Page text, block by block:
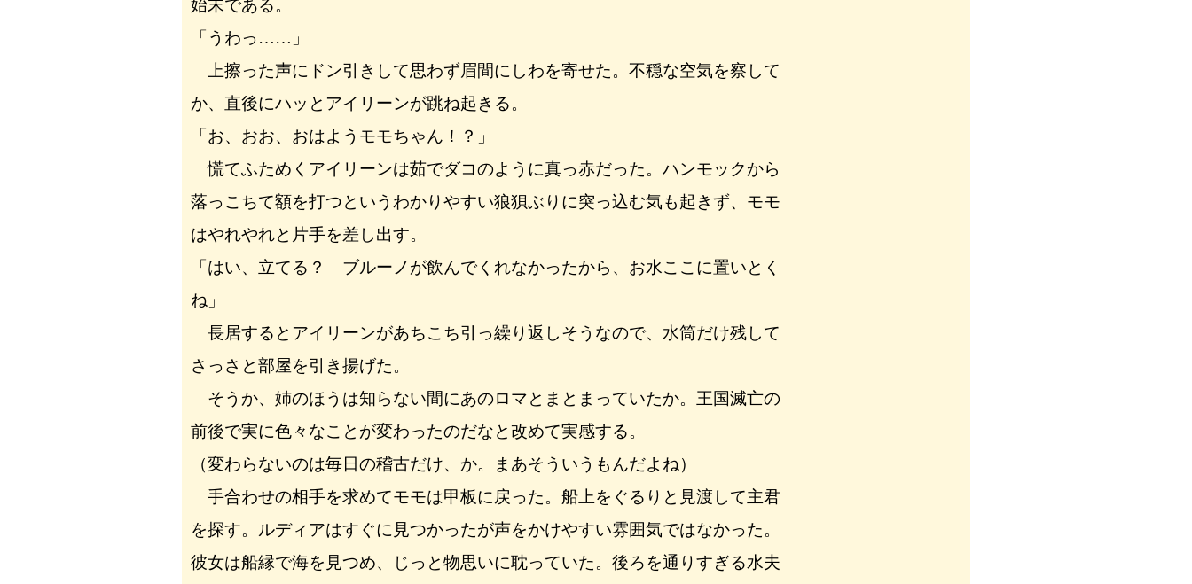
始末である。
「うわっ……」
上擦った声にドン引きして思わず眉間にしわを寄せた。不穏な空気を察して
か、直後にハッとアイリーンが跳ね起きる。
「お、おお、おはようモモちゃん！？」
慌てふためくアイリーンは茹でダコのように真っ赤だった。ハンモックから
落っこちて額を打つというわかりやすい狼狽ぶりに突っ込む気も起きず、モモ
はやれやれと片手を差し出す。
「はい、立てる？ ブルーノが飲んでくれなかったから、お水ここに置いとく
ね」
長居するとアイリーンがあちこち引っ繰り返しそうなので、水筒だけ残して
さっさと部屋を引き揚げた。
そうか、姉のほうは知らない間にあのロマとまとまっていたか。王国滅亡の
前後で実に色々なことが変わったのだなと改めて実感する。
（変わらないのは毎日の稽古だけ、か。まあそういうもんだよね）
手合わせの相手を求めてモモは甲板に戻った。船上をぐるりと見渡して主君
を探す。ルディアはすぐに見つかったが声をかけやすい雰囲気ではなかった。
彼女は船縁で海を見つめ、じっと物思いに耽っていた。後ろを通りすぎる水夫